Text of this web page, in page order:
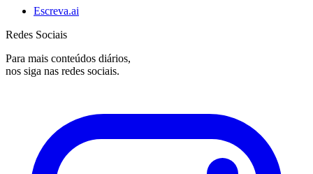
Escreva.ai
Redes Sociais
Para mais conteúdos diários,
nos siga nas redes sociais.